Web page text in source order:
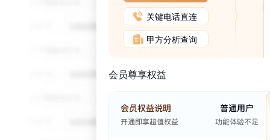
关键电话直连
甲方分析查询
会员尊享权益